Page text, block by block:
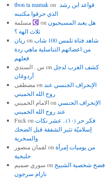
tbon ta mamakon
الذي حرقوا مكتبنه
مسلمة
onهل يعبد المسيحيون
ثلاث الهة ؟
ريان on شاهد فتاة تلمس 100 شاب
من اعضائهم التناسلية ماهي ردة
فعلهم
س . السندي on كشف الغرب لدجل
أردوغان
مصطفىon الإنحراف الجنسي عند
روح الله الخميني
الامام الخمينيon الإنحراف الجنسي
عند روح الله الخميني
Fuckon فكر حر (١٠).. عشر نكات
إسلاميّة تثير الشفقة قبل الضحك
والسخرية
لقمان منصور on من يوميات إمرأة
حلبجية
سوري صميم on فضح شخصية الشبيح
نارام سرجون